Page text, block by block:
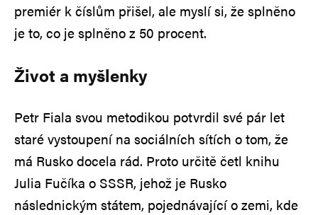
premiér k číslům přišel, ale myslí si, že splněno
je to, co je splněno z 50 procent.
Život a myšlenky
Petr Fiala svou metodikou potvrdil své pár let
staré vystoupení na sociálních sítích o tom, že
má Rusko docela rád. Proto určitě četl knihu
Julia Fučíka o SSSR, jehož je Rusko
následnickým státem, pojednávající o zemi, kde